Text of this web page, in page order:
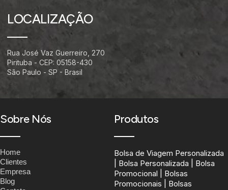
LOCALIZAÇÃO
Rua José Vaz Guerreiro, 270
Pirituba - CEP: 05158-430
São Paulo - SP - Brasil
Sobre Nós
Home
Clientes
Empresa
Blog
Produtos
Bolsa de Viagem Personalizada
| Bolsa Personalizada | Bolsa
Promocional | Bolsas
Promocionais | Bolsas